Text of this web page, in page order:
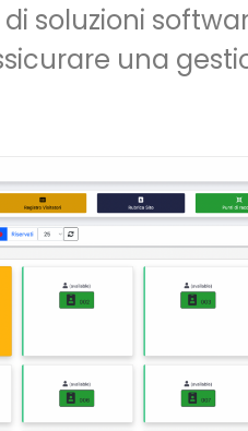
soluzioni
una